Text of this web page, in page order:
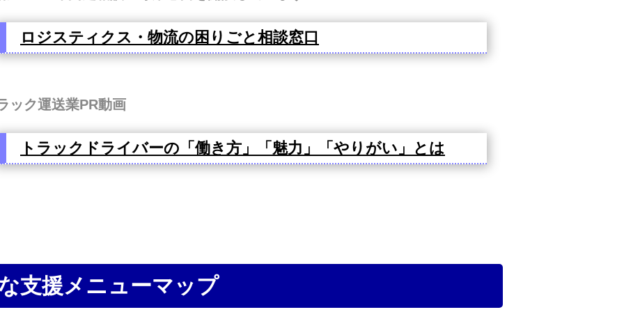
ロジスティクス・物流の困りごと相談窓口
ック運送業PR動画
トラックドライバーの「働き方」「魅力」「やりがい」とは
支援メニューマップ